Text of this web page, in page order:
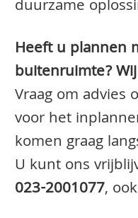
duurzame
Heeft u plannen
buitenruimte?
Vraag om advies
voor het
komen graag
U kunt ons
023-2001077,